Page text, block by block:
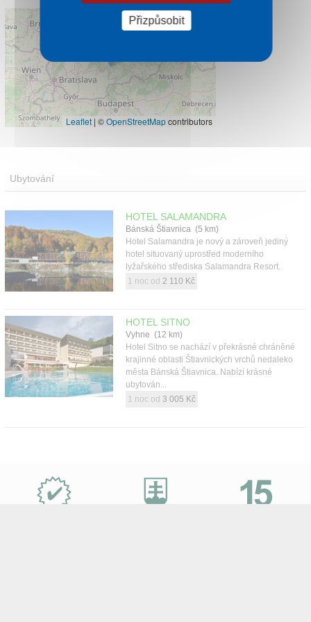
Leaflet | ©OpenStreetMapcontributors
Ubytování
HOTEL SALAMANDRA
Bánská Štiavnica (5 km)
Hotel Salamandra je nový a zároveň jediný
hotel situovaný uprostřed moderního
lyžařského střediska Salamandra Resort.
1 noc od 2 110 Kč
HOTEL SITNO
Vyhne (12 km)
Hotel Sitno se nachází v překrásné chráněné
krajinné oblasti Štiavnických vrchů nedaleko
města Bánská Štiavnica. Nabízí krásné
ubytován...
1 noc od 3 005 Kč
Přizpůsobit